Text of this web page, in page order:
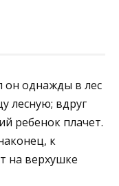
он однажды в лес
лесную; вдруг
ребенок плачет.
к
на верхушке